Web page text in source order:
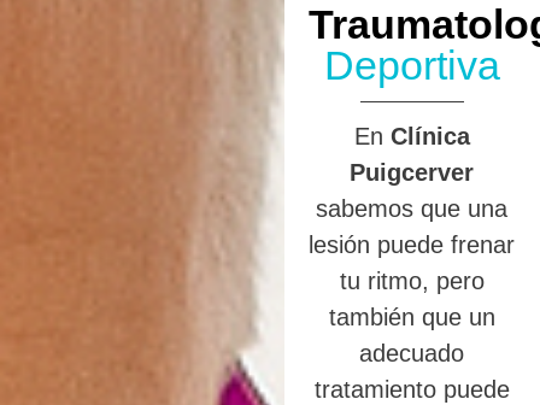
Deportiva
En Clínica
Puigcerver
sabemos que una
lesión puede frenar
tu ritmo, pero
también que un
adecuado
tratamiento puede